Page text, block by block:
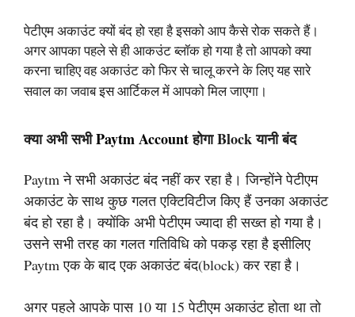
पेटीएम अकाउंट क्यों बंद हो रहा है इसको आप कैसे रोक सकते हैं।
अगर आपका पहले से ही आकउंट ब्लॉक हो गया है तो आपको क्या
करना चाहिए वह अकाउंट को फिर से चालू करने के लिए यह सारे
सवाल का जवाब इस आर्टिकल में आपको मिल जाएगा।
क्या अभी सभीPaytm Accountहोगा Block यानी बंद
Paytm ने सभी अकाउंट बंद नहीं कर रहा है। जिन्होंने पेटीएम
अकाउंट के साथ कुछ गलत एक्टिविटीज किए हैं उनका अकाउंट
बंद हो रहा है।क्योंकि अभी पेटीएम ज्यादा ही सख्त हो गया है।
उसने सभी तरह का गलत गतिविधि को पकड़ रहा है इसीलिए
Paytm एक के बाद एक अकाउंट बंद(block) कर रहा है।
अगर पहले आपके पास 10 या 15 पेटीएम अकाउंट होता था तो